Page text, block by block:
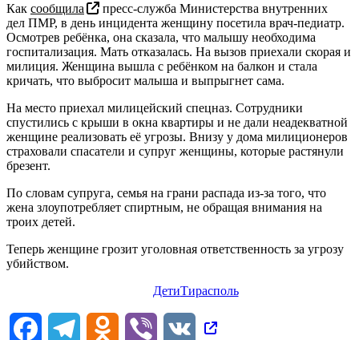
Как сообщила
пресс-служба Министерства внутренних
дел ПМР, в день инцидента женщину посетила врач-педиатр.
Осмотрев ребёнка, она сказала, что малышу необходима
госпитализация. Мать отказалась. На вызов приехали скорая и
милиция. Женщина вышла с ребёнком на балкон и стала
кричать, что выбросит малыша и выпрыгнет сама.
На место приехал милицейский спецназ. Сотрудники
спустились с крыши в окна квартиры и не дали неадекватной
женщине реализовать её угрозы. Внизу у дома милиционеров
страховали спасатели и супруг женщины, которые растянули
брезент.
По словам супруга, семья на грани распада из-за того, что
жена злоупотребляет спиртным, не обращая внимания на
троих детей.
Теперь женщине грозит уголовная ответственность за угрозу
убийством.
ДетиТирасполь
FacebookTelegram Odnoklassniki
Viber
VK